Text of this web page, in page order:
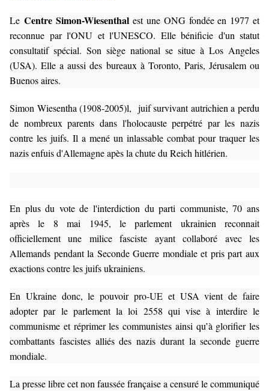
Le Centre Simon-Wiesenthalest une ONG fondée en 1977 et
reconnue par l'ONU et l'UNESCO. Elle bénificie d'un statut
consultatif spécial. Son siège national se situe à Los Angeles
(USA). Elle a aussi des bureaux à Toronto, Paris, Jérusalem ou
Buenos aires.
Simon Wiesentha (1908-2005)l, juif survivant autrichien a perdu
de nombreux parents dans l'holocauste perpétré par les nazis
contre les juifs. Il a mené un inlassable combat pour traquer les
nazis enfuis d'Allemagne apès la chute du Reich hitlérien.
En plus du vote de l'interdiction du parti communiste, 70 ans
après le 8 mai 1945, le parlement ukrainien reconnait
officiellement une milice fasciste ayant collaboré avec les
Allemands pendant la Seconde Guerre mondiale et pris part aux
exactions contre les juifs ukrainiens.
En Ukraine donc, le pouvoir pro-UE et USA vient de faire
adopter par le parlement la loi 2558 qui vise à interdire le
communisme et réprimer les communistes ainsi qu’à glorifier les
combattants fascistes alliés des nazis durant la seconde guerre
mondiale.
La presse libre cet non faussée française a censuré le communiqué